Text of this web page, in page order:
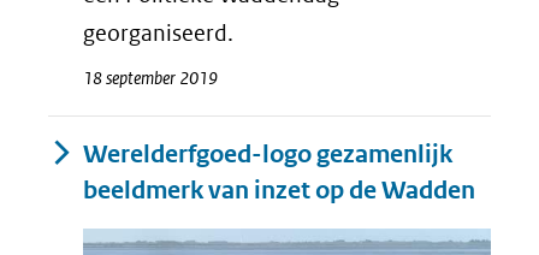
georganiseerd.
18 september 2019
Werelderfgoed-logo gezamenlijk
beeldmerk van inzet op de Wadden